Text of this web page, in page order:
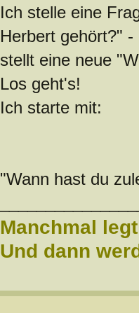
Ich stelle eine
Herbert gehört?"
stellt eine neue
Los geht's!
Ich starte mit:
"Wann hast du
Manchmal
Und dann